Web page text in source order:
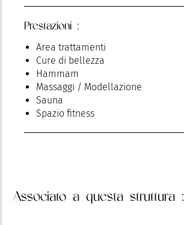
Prestazioni :
Area trattamenti
Cure di bellezza
Hammam
Massaggi / Modellazione
Sauna
Spazio fitness
Associato a questa struttura :